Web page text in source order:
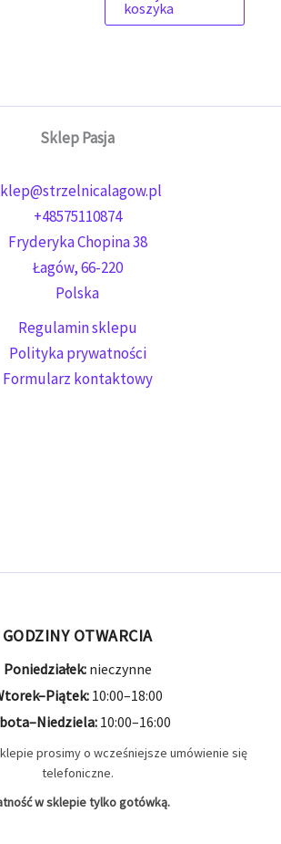
koszyka
Sklep Pasja
+48575110874
Fryderyka Chopina 38
Łagów,66-220
Polska
Regulamin sklepu
Polityka prywatności
Formularz kontaktowy
GODZINY OTWARCIA
Poniedziałek:nieczynne
10:00–18:00
10:00–16:00
prosimy o wcześniejsze umówienie się
telefoniczne.
w sklepie tylko gotówką.